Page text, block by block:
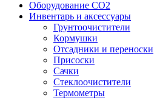
Оборудование CO2
Инвентарь и аксессуары
Грунтоочистители
Кормушки
Отсадники и переноски
Присоски
Сачки
Стеклоочистители
Термометры